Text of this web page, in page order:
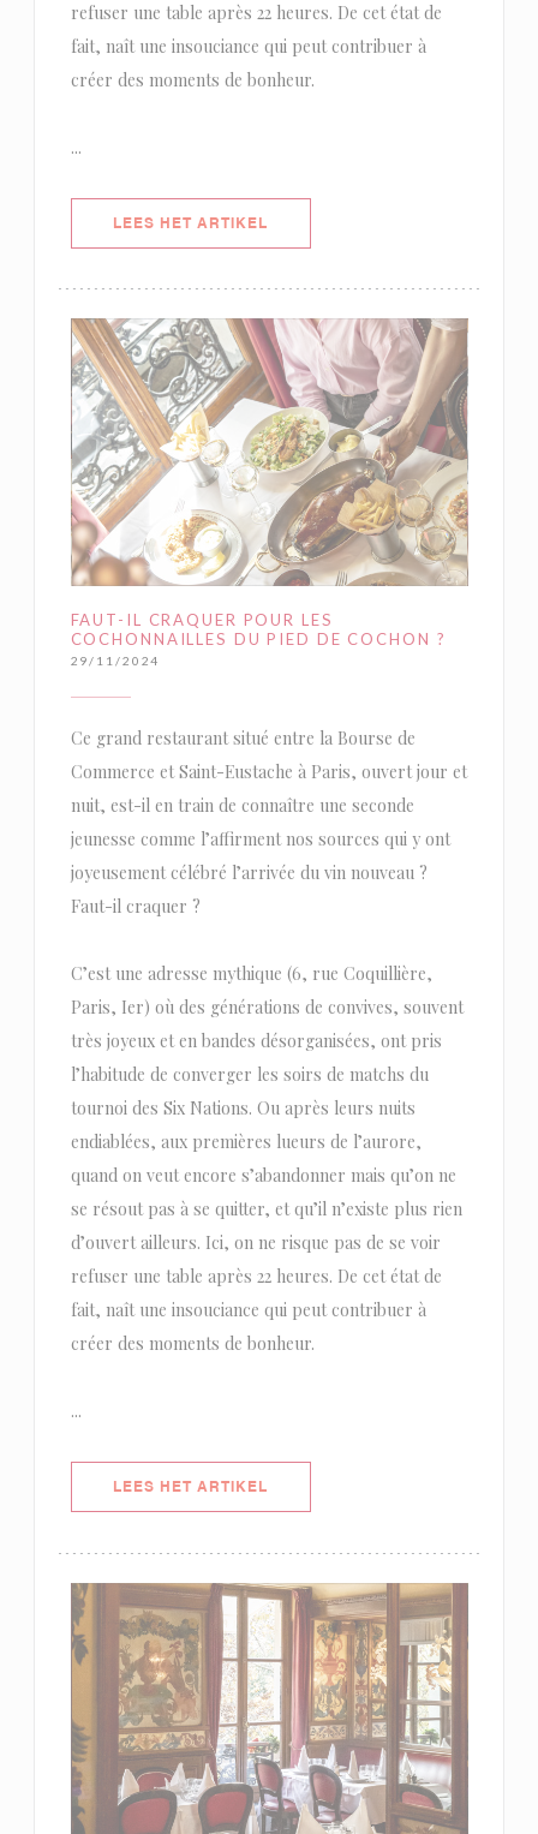
refuser une table après 22 heures. De cet état de
fait, naît une insouciance qui peut contribuer à
créer des moments de bonheur.
...
LEES HET ARTIKEL
FAUT-IL CRAQUER POUR LES
COCHONNAILLES DU PIED DE COCHON ?
29/11/2024
Ce grand restaurant situé entre la Bourse de
Commerce et Saint-Eustache à Paris, ouvert jour et
nuit, est-il en train de connaître une seconde
jeunesse comme l’affirment nos sources qui y ont
joyeusement célébré l’arrivée du vin nouveau ?
Faut-il craquer ?
C’est une adresse mythique (6, rue Coquillière,
Paris, Ier) où des générations de convives, souvent
très joyeux et en bandes désorganisées, ont pris
l’habitude de converger les soirs de matchs du
tournoi des Six Nations. Ou après leurs nuits
endiablées, aux premières lueurs de l’aurore,
quand on veut encore s’abandonner mais qu’on ne
se résout pas à se quitter, et qu’il n’existe plus rien
d’ouvert ailleurs. Ici, on ne risque pas de se voir
refuser une table après 22 heures. De cet état de
fait, naît une insouciance qui peut contribuer à
créer des moments de bonheur.
...
LEES HET ARTIKEL